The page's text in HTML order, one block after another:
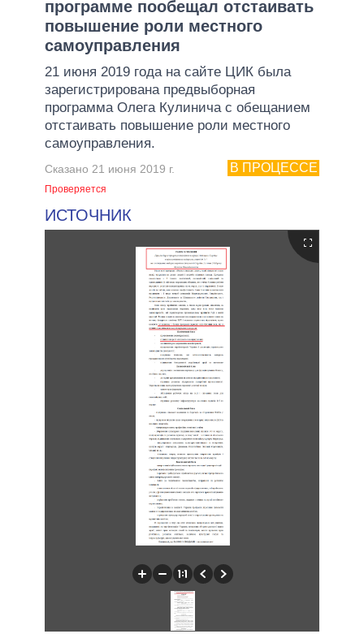
программе пообещал отстаивать
повышение роли местного
самоуправления
21 июня 2019 года на сайте ЦИК была
зарегистрирована предвыборная
программа Олега Кулинича с обещанием
отстаивать повышение роли местного
самоуправления.
В ПРОЦЕССЕ
Сказано 21 июня 2019 г.
Проверяется
ИСТОЧНИК